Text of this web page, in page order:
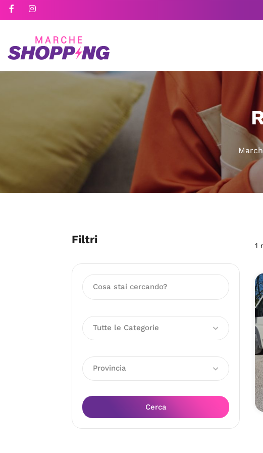
Filtri
Tutte le Categorie
Provincia
Cerca
1